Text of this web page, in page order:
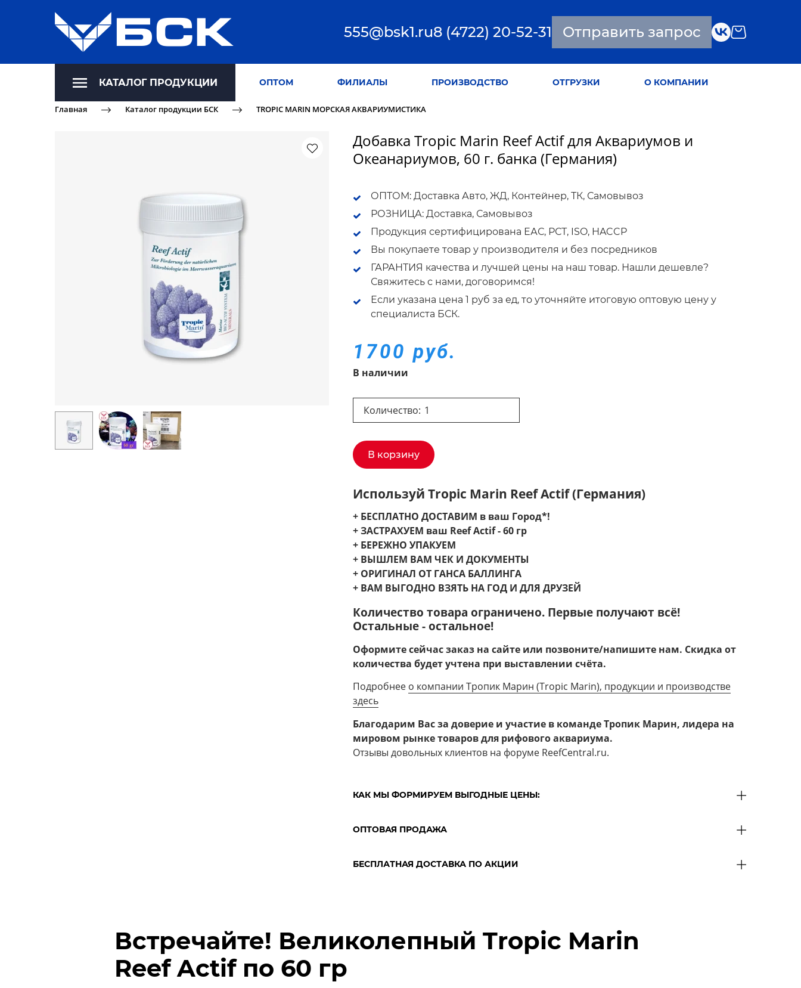
555@bsk1.ru8 (4722) 20-52-31 Отправить запрос
КАТАЛОГ ПРОДУКЦИИ ОПТОМ ФИЛИАЛЫ ПРОИЗВОДСТВО ОТГРУЗКИ О КОМПАНИИ
Главная Каталог продукции БСК TROPIC MARIN МОРСКАЯ АКВАРИУМИСТИКА
Добавка Tropic Marin Reef Actif для Аквариумов и
Океанариумов, 60 г. банка (Германия)
ОПТОМ: Доставка Авто, ЖД, Контейнер, ТК, Самовывоз
РОЗНИЦА: Доставка, Самовывоз
Продукция сертифицирована ЕАС, РСТ, ISO, HACCP
Вы покупаете товар у производителя и без посредников
ГАРАНТИЯ качества и лучшей цены на наш товар. Нашли дешевле?
Свяжитесь с нами, договоримся!
Если указана цена 1 руб за ед, то уточняйте итоговую оптовую цену у
специалиста БСК.
1700 руб.
В наличии
Количество:
В корзину
Используй Tropic Marin Reef Actif (Германия)
+ БЕСПЛАТНО ДОСТАВИМ в ваш Город*!
+ ЗАСТРАХУЕМ ваш Reef Actif - 60 гр
+ БЕРЕЖНО УПАКУЕМ
+ ВЫШЛЕМ ВАМ ЧЕК И ДОКУМЕНТЫ
+ ОРИГИНАЛ ОТ ГАНСА БАЛЛИНГА
+ ВАМ ВЫГОДНО ВЗЯТЬ НА ГОД И ДЛЯ ДРУЗЕЙ
Количество товара ограничено. Первые получают всё!
Остальные - остальное!
Оформите сейчас заказ на сайте или позвоните/напишите нам. Скидка от
количества будет учтена при выставлении счёта.
Подробнее о компании Тропик Марин (Tropic Marin), продукции и производстве
здесь
Благодарим Вас за доверие и участие в команде Тропик Марин, лидера на
мировом рынке товаров для рифового аквариума.
Отзывы довольных клиентов на форуме ReefCentral.ru.
КАК МЫ ФОРМИРУЕМ ВЫГОДНЫЕ ЦЕНЫ:
ОПТОВАЯ ПРОДАЖА
БЕСПЛАТНАЯ ДОСТАВКА ПО АКЦИИ
Встречайте! Великолепный Tropic Marin
Reef Actif по 60 гр